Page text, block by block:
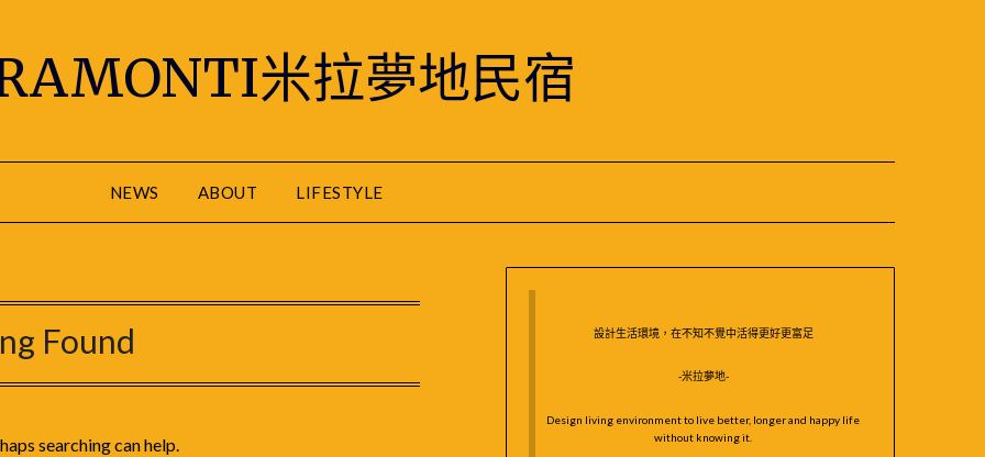
米拉夢地民宿
NEWS ABOUT LIFESTYLE
Found
searching can help.
設計生活環境，在不知不覺中活得更好更富足
-米拉夢地-
Design living environment to live better, longer and happy life
without knowing it.